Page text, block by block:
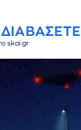
skai.gr